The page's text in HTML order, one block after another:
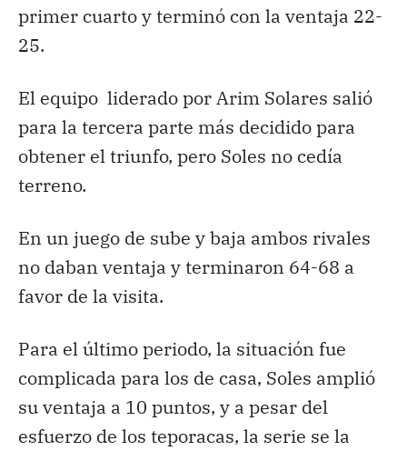
primer cuarto y terminó con la ventaja 22-
25.
El equipo liderado por Arim Solares salió
para la tercera parte más decidido para
obtener el triunfo, pero Soles no cedía
terreno.
En un juego de sube y baja ambos rivales
no daban ventaja y terminaron 64-68 a
favor de la visita.
Para el último periodo, la situación fue
complicada para los de casa, Soles amplió
su ventaja a 10 puntos, y a pesar del
esfuerzo de los teporacas, la serie se la